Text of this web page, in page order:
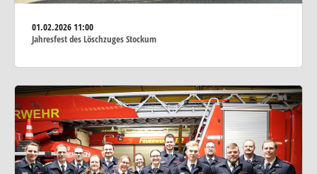
01.02.202611:00
Jahresfest des Löschzuges Stockum